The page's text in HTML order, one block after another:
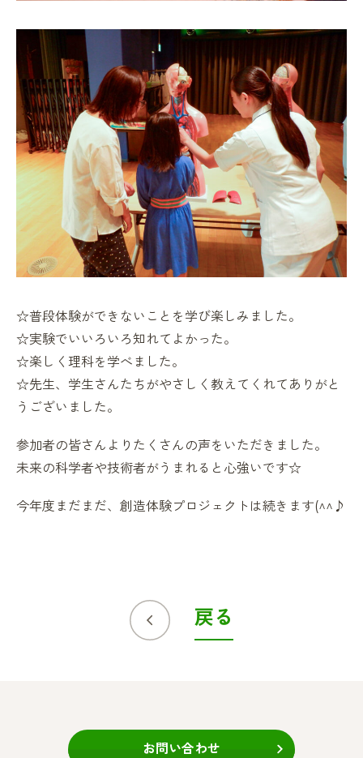
☆普段体験ができないことを学び楽しみました。
☆実験でいいろいろ知れてよかった。
☆楽しく理科を学べました。
☆先生、学生さんたちがやさしく教えてくれてありがと
うございました。
参加者の皆さんよりたくさんの声をいただきました。
未来の科学者や技術者がうまれると心強いです☆
今年度まだまだ、創造体験プロジェクトは続きます(^^♪
戻る
お問い合わせ